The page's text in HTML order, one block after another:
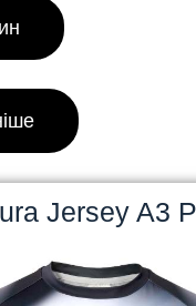
Jersey A3